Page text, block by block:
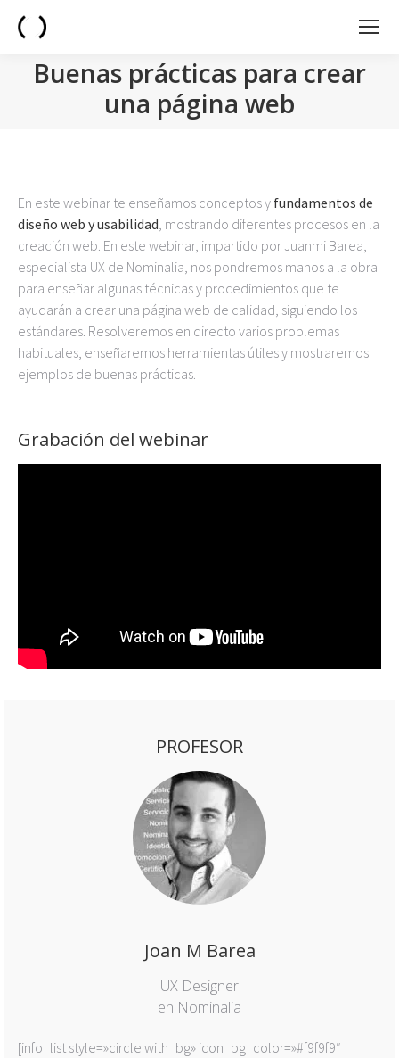
Buenas prácticas para crear
una página web
En este webinar te enseñamos conceptos y fundamentos de
diseño web y usabilidad, mostrando diferentes procesos en la
creación web. En este webinar, impartido por Juanmi Barea,
especialista UX de Nominalia, nos pondremos manos a la obra
para enseñar algunas técnicas y procedimientos que te
ayudarán a crear una página web de calidad, siguiendo los
estándares. Resolveremos en directo varios problemas
habituales, enseñaremos herramientas útiles y mostraremos
ejemplos de buenas prácticas.
Grabación del webinar
PROFESOR
Joan M Barea
UX Designer
en Nominalia
[info_list style=»circle with_bg» icon_bg_color=»#f9f9f9″